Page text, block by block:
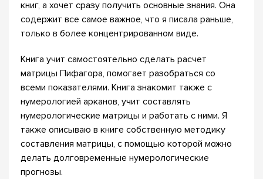
книг, а хочет сразу получить основные знания. Она
содержит все самое важное, что я писала раньше,
только в более концентрированном виде.
Книга учит самостоятельно сделать расчет
матрицы Пифагора, помогает разобраться со
всеми показателями. Книга знакомит также с
нумерологией арканов, учит составлять
нумерологические матрицы и работать с ними. Я
также описываю в книге собственную методику
составления матрицы, с помощью которой можно
делать долговременные нумерологические
прогнозы.